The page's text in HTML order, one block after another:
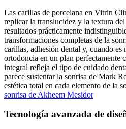
Las carillas de porcelana en Vitrin
replicar la translucidez y la textura
resultados prácticamente
transformaciones completas de la
carillas, adhesión dental y, cuando es
ortodoncia en un plan perfectamente
integral refleja el tipo de cuidado
parece sustentar la sonrisa de Mark
estética total en cada elemento de la
sonrisa de Akheem Mesidor
Tecnología avanzada de